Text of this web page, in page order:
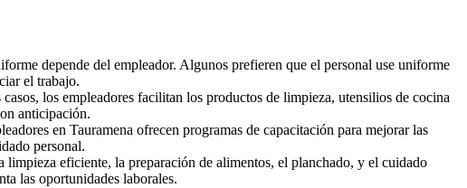
depende del empleador. Algunos prefieren que el personal use uniforme
el trabajo.
los empleadores facilitan los productos de limpieza, utensilios de cocina
anticipación.
en Tauramena ofrecen programas de capacitación para mejorar las
personal.
limpieza eficiente, la preparación de alimentos, el planchado, y el cuidado
las oportunidades laborales.